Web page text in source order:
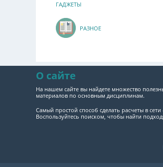
ГАДЖЕТЫ
РАЗНОЕ
О сайте
На нашем сайте вы найдете множество
материалов по основным дисциплинам.
Самый простой способ сделать расчеты в
Воспользуйтесь поиском, чтобы найти